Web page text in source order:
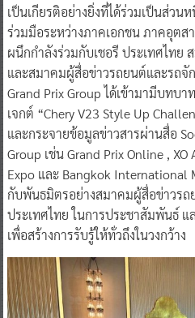
เป็นเกียรติอย่างยิ่งที่ได้ร่วมเป็นส่วน
ร่วมมือระหว่างภาคเอกชน ภาคอุต
ผนึกกำลังร่วมกับเชอรี ประเทศไทย
และสมาคมผู้สื่อข่าวรถยนต์และรถจั
Grand Prix Group ได้เข้ามามีบทบ
เจกต์ “Chery V23 Style Up
และกระจายข้อมูลข่าวสารผ่านสื่อ
Group เช่น Grand Prix Online ,
Expo และ Bangkok International
กับพันธมิตรอย่างสมาคมผู้สื่อข่าวร
ประเทศไทย ในการประชาสัมพันธ์ แ
เพื่อสร้างการรับรู้ให้ทั่วถึงในวงกว้าง